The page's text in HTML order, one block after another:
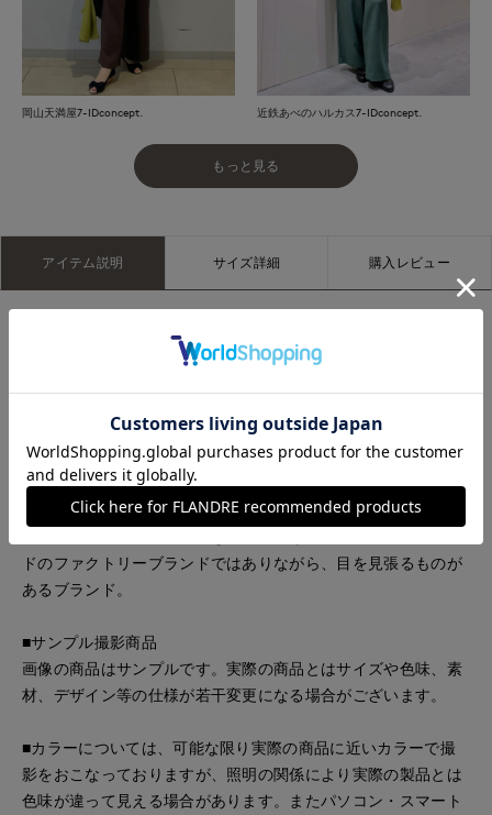
岡山天満屋7-IDconcept. 近鉄あべのハルカス7-IDconcept.
もっと見る
アイテム説明 サイズ詳細 購入レビュー
リネン100％の大判ストール。上品な発色が、スタイリングの
ただける、季節の変わり目にぴったりなアイテムです。
【PANKAJ】
PANKAJ社は、ヨーロッパ向けのデザインの仕事を多く手掛け
ドのファクトリーブランドではありながら、目を見張るものが
あるブランド。
■サンプル撮影商品
画像の商品はサンプルです。実際の商品とはサイズや色味、素
材、デザイン等の仕様が若干変更になる場合がございます。
■カラーについては、可能な限り実際の商品に近いカラーで撮
影をおこなっておりますが、照明の関係により実際の製品とは
色味が違って見える場合があります。またパソコン・スマート